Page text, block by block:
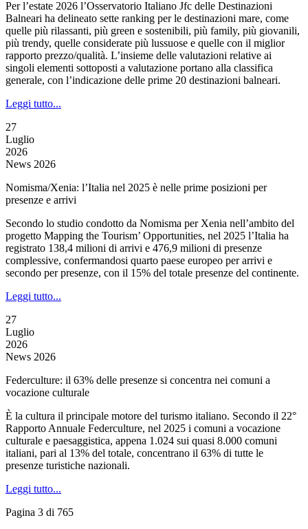
Per l’estate 2026 l’Osservatorio Italiano Jfc delle Destinazioni
Balneari ha delineato sette ranking per le destinazioni mare, come
quelle più rilassanti, più green e sostenibili, più family, più giovanili,
più trendy, quelle considerate più lussuose e quelle con il miglior
rapporto prezzo/qualità. L’insieme delle valutazioni relative ai
singoli elementi sottoposti a valutazione portano alla classifica
generale, con l’indicazione delle prime 20 destinazioni balneari.
Leggi tutto...
27
Luglio
2026
News 2026
Nomisma/Xenia: l’Italia nel 2025 è nelle prime posizioni per
presenze e arrivi
Secondo lo studio condotto da Nomisma per Xenia nell’ambito del
progetto Mapping the Tourism’ Opportunities, nel 2025 l’Italia ha
registrato 138,4 milioni di arrivi e 476,9 milioni di presenze
complessive, confermandosi quarto paese europeo per arrivi e
secondo per presenze, con il 15% del totale presenze del continente.
Leggi tutto...
27
Luglio
2026
News 2026
Federculture: il 63% delle presenze si concentra nei comuni a
vocazione culturale
È la cultura il principale motore del turismo italiano. Secondo il 22°
Rapporto Annuale Federculture, nel 2025 i comuni a vocazione
culturale e paesaggistica, appena 1.024 sui quasi 8.000 comuni
italiani, pari al 13% del totale, concentrano il 63% di tutte le
presenze turistiche nazionali.
Leggi tutto...
Pagina 3 di 765